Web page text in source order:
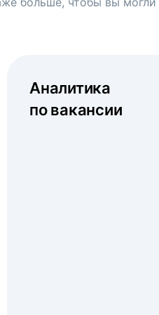
Аналитика
по вакансии